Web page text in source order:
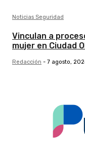
Noticias Seguridad
Vinculan a
mujer en Ciudad
Redacción - 7 agosto,